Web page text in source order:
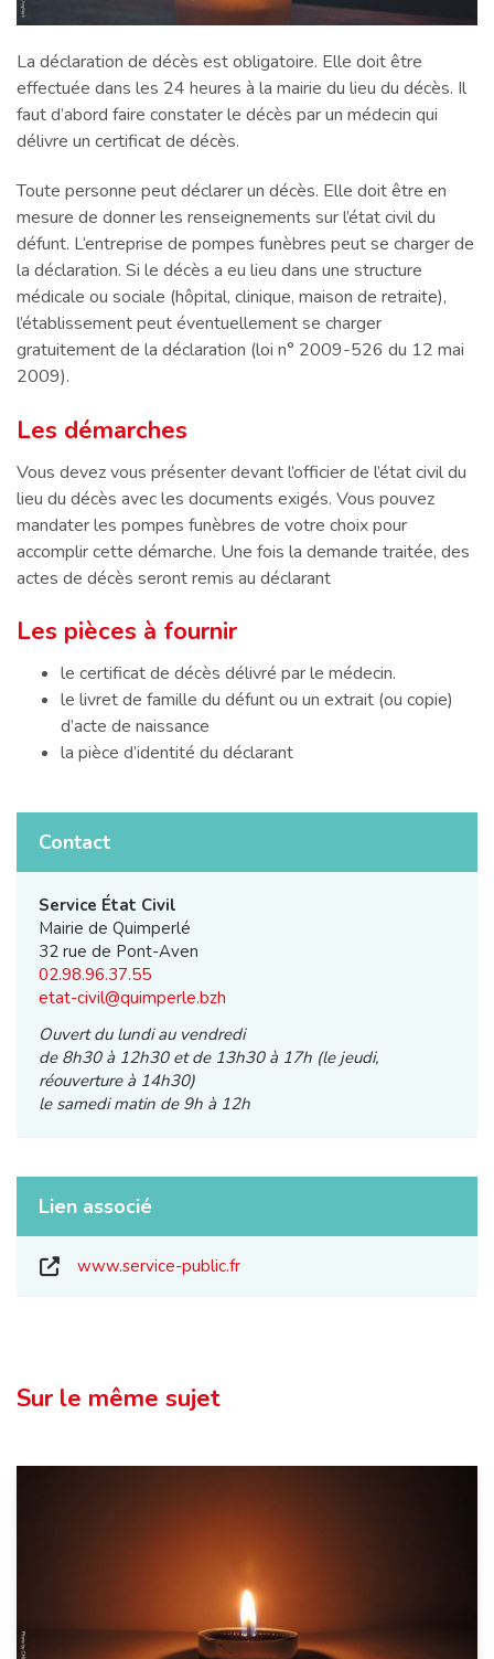
La déclaration de décès est obligatoire. Elle doit être
effectuée dans les 24 heures à la mairie du lieu du décès. Il
faut d’abord faire constater le décès par un médecin qui
délivre un certificat de décès.
Toute personne peut déclarer un décès. Elle doit être en
mesure de donner les renseignements sur l’état civil du
défunt. L’entreprise de pompes funèbres peut se charger de
la déclaration. Si le décès a eu lieu dans une structure
médicale ou sociale (hôpital, clinique, maison de retraite),
l’établissement peut éventuellement se charger
gratuitement de la déclaration (loi n° 2009-526 du 12 mai
2009).
Les démarches
Vous devez vous présenter devant l’officier de l’état civil du
lieu du décès avec les documents exigés. Vous pouvez
mandater les pompes funèbres de votre choix pour
accomplir cette démarche. Une fois la demande traitée, des
actes de décès seront remis au déclarant
Les pièces à fournir
le certificat de décès délivré par le médecin.
le livret de famille du défunt ou un extrait (ou copie)
d’acte de naissance
la pièce d’identité du déclarant
Contact
Service État Civil
Mairie de Quimperlé
32 rue de Pont-Aven
02.98.96.37.55
etat-civil@quimperle.bzh
Ouvert du lundi au vendredi
de 8h30 à 12h30 et de 13h30 à 17h (le jeudi,
réouverture à 14h30)
le samedi matin de 9h à 12h
Lien associé
www.service-public.fr
Sur le même sujet